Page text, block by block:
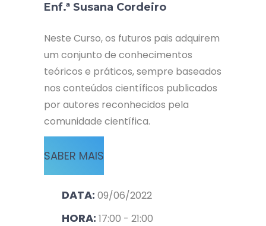
Enf.ª Susana Cordeiro
Neste Curso, os futuros pais adquirem
um conjunto de conhecimentos
teóricos e práticos, sempre baseados
nos conteúdos científicos publicados
por autores reconhecidos pela
comunidade científica.
SABER MAIS
DATA: 09/06/2022
HORA: 17:00 - 21:00